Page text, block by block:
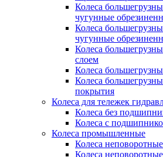
Колеса
чугунные
Колеса
чугунные
Колеса
слоем
Колеса
Колеса
покрытия
Колеса для тележек
Колеса без
Колеса с
Колеса промышленные
Колеса
Колеса